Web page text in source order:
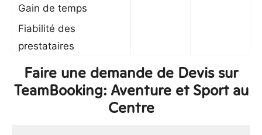
Gain de temps
Fiabilité des
prestataires
Faire une demande de Devis sur
TeamBooking: Aventure et Sport au
Centre